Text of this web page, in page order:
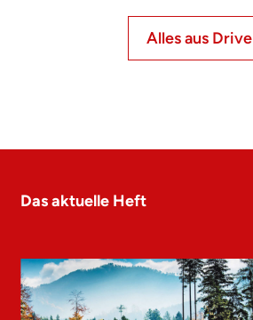
Alles aus Drive
Das aktuelle Heft